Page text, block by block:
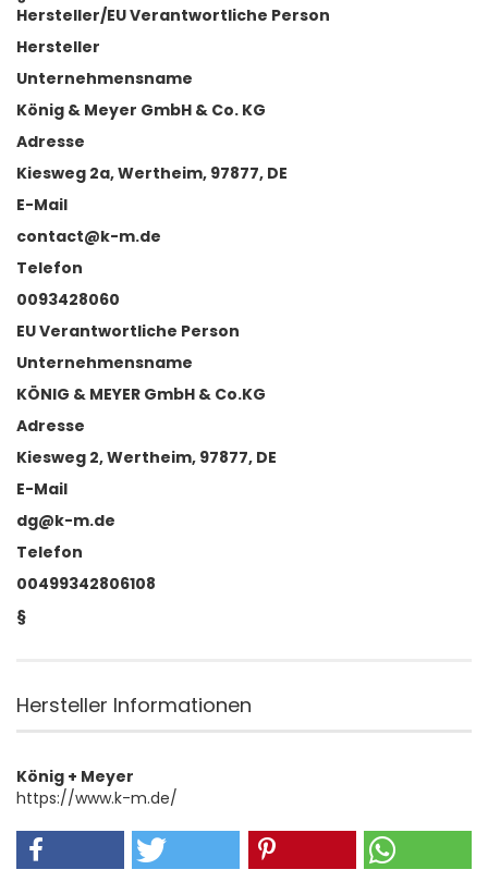
Hersteller/EU Verantwortliche Person
Hersteller
Unternehmensname
König & Meyer GmbH & Co. KG
Adresse
Kiesweg 2a, Wertheim, 97877, DE
E-Mail
contact@k-m.de
Telefon
0093428060
EU Verantwortliche Person
Unternehmensname
KÖNIG & MEYER GmbH & Co.KG
Adresse
Kiesweg 2, Wertheim, 97877, DE
E-Mail
dg@k-m.de
Telefon
00499342806108
§
Hersteller Informationen
König + Meyer
https://www.k-m.de/